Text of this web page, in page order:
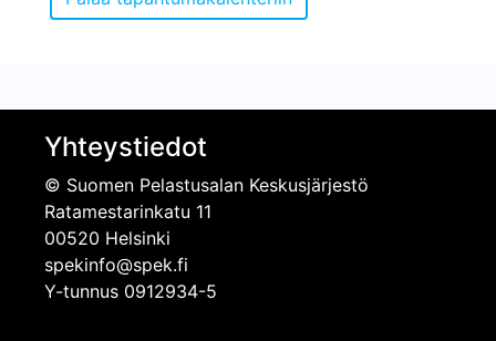
Yhteystiedot
© Suomen Pelastusalan Keskusjärjestö
Ratamestarinkatu 11
00520 Helsinki
spekinfo@spek.fi
Y-tunnus 0912934-5